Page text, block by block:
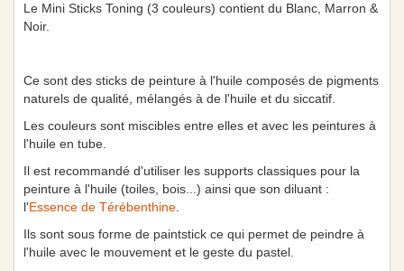
Le Mini Sticks Toning (3 couleurs) contient du Blanc, Marron &
Noir.
Ce sont des sticks de peinture à l'huile composés de pigments
naturels de qualité, mélangés à de l'huile et du siccatif.
Les couleurs sont miscibles entre elles et avec les peintures à
l'huile en tube.
Il est recommandé d'utiliser les supports classiques pour la
peinture à l'huile (toiles, bois...) ainsi que son diluant :
l'Essence de Térébenthine
Ils sont sous forme de paintstick ce qui permet de peindre à
l'huile avec le mouvement et le geste du pastel.